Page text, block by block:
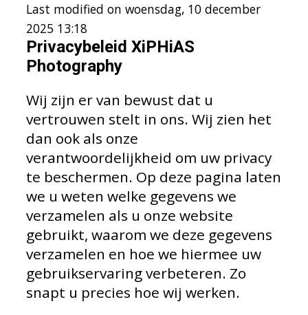
Last modified on woensdag, 10 december
2025 13:18
Privacybeleid XiPHiAS
Photography
Wij zijn er van bewust dat u
vertrouwen stelt in ons. Wij zien het
dan ook als onze
verantwoordelijkheid om uw privacy
te beschermen. Op deze pagina laten
we u weten welke gegevens we
verzamelen als u onze website
gebruikt, waarom we deze gegevens
verzamelen en hoe we hiermee uw
gebruikservaring verbeteren. Zo
snapt u precies hoe wij werken.